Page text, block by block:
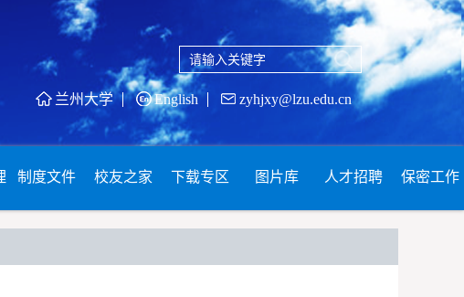
兰州大学 English zyhjxy@lzu.edu.cn
制度文件 校友之家 下载专区 图片库 人才招聘 保密工作